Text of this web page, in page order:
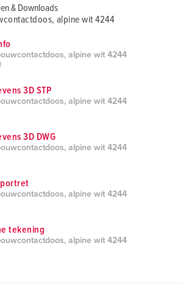
& Downloads
alpine wit 4244
alpine wit 4244
3D STP
alpine wit 4244
3D DWG
alpine wit 4244
portret
alpine wit 4244
tekening
alpine wit 4244